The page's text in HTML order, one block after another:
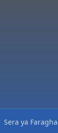
Sera ya Faragha